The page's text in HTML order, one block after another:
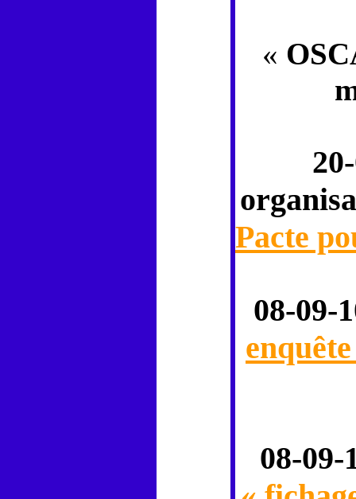
«
Pacte
08-09-
08-